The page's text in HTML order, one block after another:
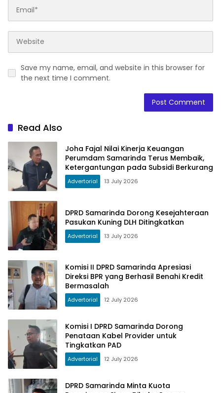
Save my name, email, and website in this browser for
the next time I comment.
Read Also
Joha Fajal Nilai Kinerja Keuangan
Perumdam Samarinda Terus Membaik,
Ketergantungan pada Subsidi Berkurang
Advertorial 13 July 2026
DPRD Samarinda Dorong Kesejahteraan
Pasukan Kuning DLH Ditingkatkan
Advertorial 13 July 2026
Komisi II DPRD Samarinda Apresiasi
Direksi BPR yang Berhasil Benahi Kredit
Bermasalah
Advertorial 12 July 2026
Komisi I DPRD Samarinda Dorong
Penataan Kabel Provider untuk
Tingkatkan PAD
Advertorial 12 July 2026
DPRD Samarinda Minta Kuota